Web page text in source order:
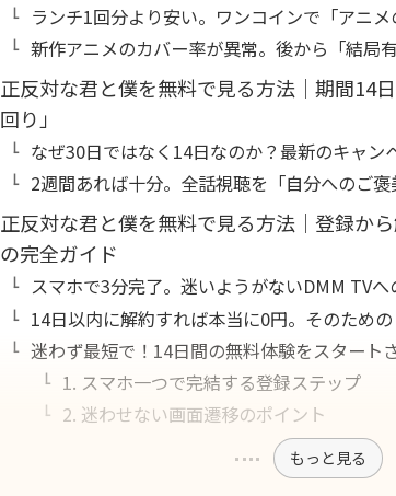
ランチ1回分より安い。ワンコインで「アニ
新作アニメのカバー率が異常。後から「結局
正反対な君と僕を無料で見る方法｜期間14
回り」
なぜ30日ではなく14日なのか？最新のキャン
2週間あれば十分。全話視聴を「自分へのご
正反対な君と僕を無料で見る方法｜登録か
の完全ガイド
スマホで3分完了。迷いようがないDMM TV
14日以内に解約すれば本当に0円。そのため
迷わず最短で！14日間の無料体験をスタート
1. スマホ一つで完結する登録ステップ
2. 迷わせない画面遷移のポイント
もっと見る